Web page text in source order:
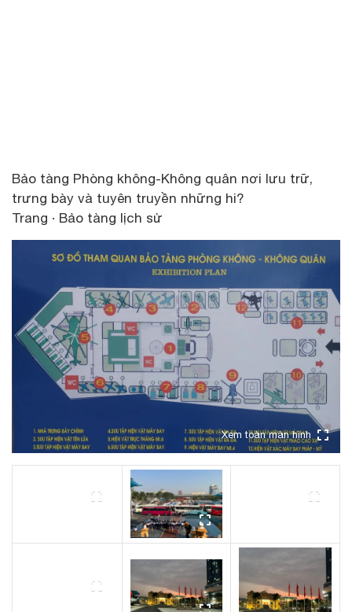
Bảo tàng Phòng không-Không quân nơi lưu trữ,
trưng bày và tuyên truyền những hi?
Trang · Bảo tàng lịch sử
Xem toàn màn hình